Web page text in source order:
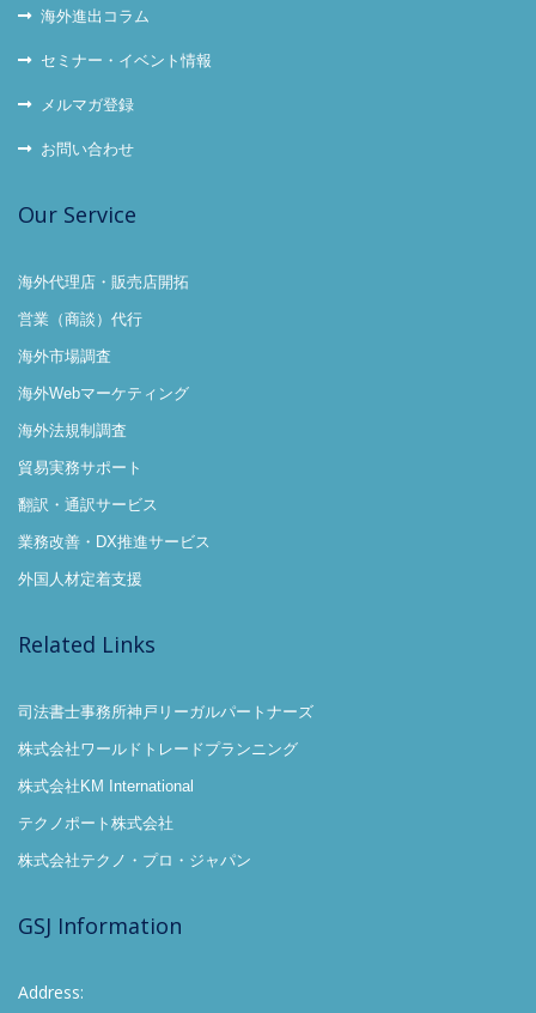
海外進出コラム
セミナー・イベント情報
メルマガ登録
お問い合わせ
Our Service
海外代理店・販売店開拓
営業（商談）代行
海外市場調査
海外Webマーケティング
海外法規制調査
貿易実務サポート
翻訳・通訳サービス
業務改善・DX推進サービス
外国人材定着支援
Related Links
司法書士事務所神戸リーガルパートナーズ
株式会社ワールドトレードプランニング
株式会社KM International
テクノポート株式会社
株式会社テクノ・プロ・ジャパン
GSJ Information
Address: